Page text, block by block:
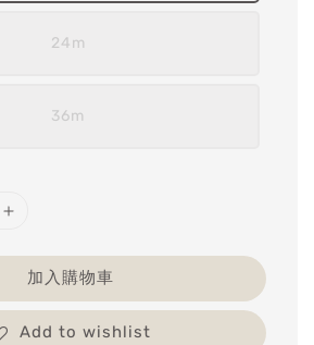
24m
36m
加入購物車
Add to wishlist